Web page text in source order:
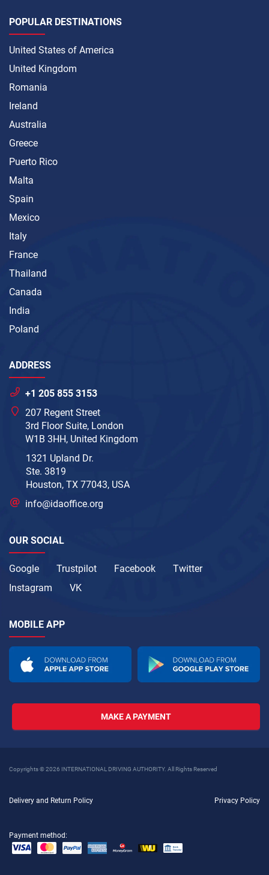
POPULAR DESTINATIONS
United States of America
United Kingdom
Romania
Ireland
Australia
Greece
Puerto Rico
Malta
Spain
Mexico
Italy
France
Thailand
Canada
India
Poland
ADDRESS
+1 205 855 3153
207 Regent Street
3rd Floor Suite, London
W1B 3HH, United Kingdom
1321 Upland Dr.
Ste. 3819
Houston, TX 77043, USA
info@idaoffice.org
OUR SOCIAL
Google Trustpilot Facebook
Twitter
Instagram
VK
MOBILE APP
MAKE A PAYMENT
Copyrights © 2026 INTERNATIONAL DRIVING AUTHORITY. All Rights Reserved
Delivery and Return Policy Privacy Policy
Payment method: